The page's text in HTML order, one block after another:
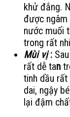
khử đắng.
được
nước muối
trong rất
Mùi vị:
rất dễ tan
tinh dầu rất
dai, ngậy
lại đậm